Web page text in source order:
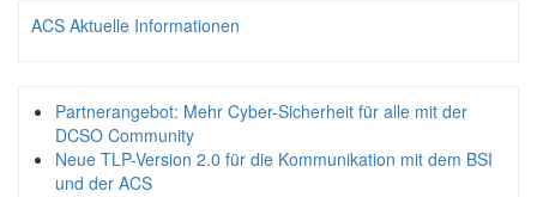
ACS Aktuelle Informationen
Partnerangebot: Mehr Cyber-Sicherheit für alle mit der
DCSO Community
Neue TLP-Version 2.0 für die Kommunikation mit dem BSI
und der ACS